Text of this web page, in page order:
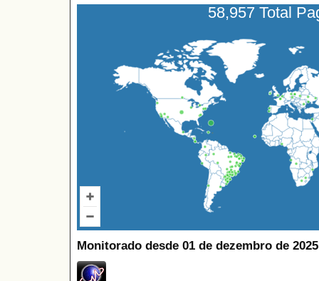
58,957 Total
Monitorado desde 01 de dezembro de